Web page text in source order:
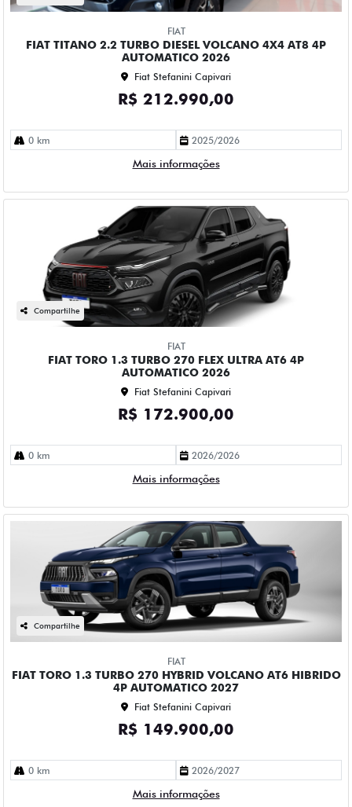
FIAT
FIAT TITANO 2.2 TURBO DIESEL VOLCANO 4X4 AT8 4P
AUTOMATICO 2026
Fiat Stefanini Capivari
R$ 212.990,00
0 km 2025/2026
Mais informações
Compartilhe
FIAT
FIAT TORO 1.3 TURBO 270 FLEX ULTRA AT6 4P
AUTOMATICO 2026
Fiat Stefanini Capivari
R$ 172.900,00
0 km 2026/2026
Mais informações
Compartilhe
FIAT
FIAT TORO 1.3 TURBO 270 HYBRID VOLCANO AT6 HIBRIDO
4P AUTOMATICO 2027
Fiat Stefanini Capivari
R$ 149.900,00
0 km 2026/2027
Mais informações